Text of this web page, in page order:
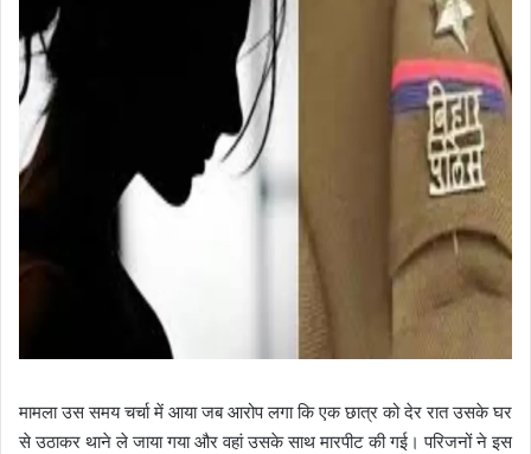
मामला उस समय चर्चा में आया जब आरोप लगा कि एक छात्र को देर रात उसके घर
से उठाकर थाने ले जाया गया और वहां उसके साथ मारपीट की गई। परिजनों ने इस